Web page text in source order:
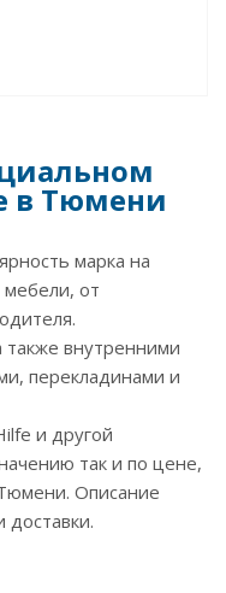
в Тюмени
марка на
мебели, от
внутренними
перекладинами и
и другой
так и по цене,
Описание